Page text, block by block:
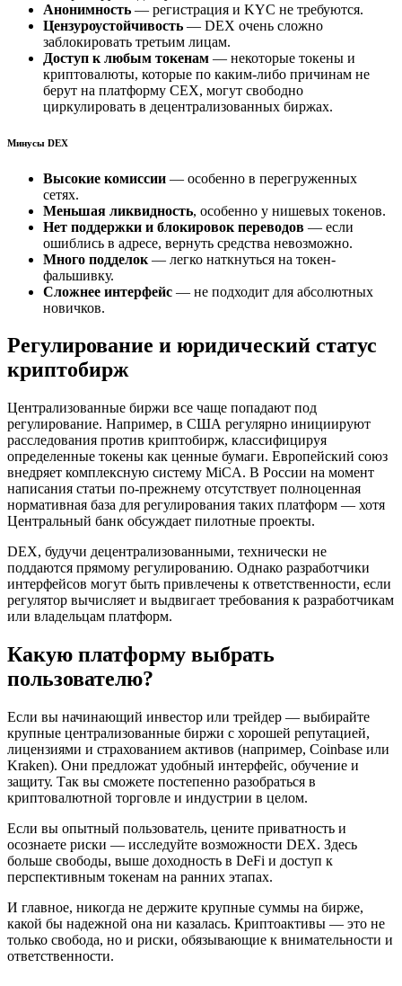
Анонимность — регистрация и KYC не требуются.
Цензуроустойчивость — DEX очень сложно
заблокировать третьим лицам.
Доступ к любым токенам — некоторые токены и
криптовалюты, которые по каким-либо причинам не
берут на платформу СЕХ, могут свободно
циркулировать в децентрализованных биржах.
Минусы DEX
Высокие комиссии — особенно в перегруженных
сетях.
Меньшая ликвидность, особенно у нишевых токенов.
Нет поддержки и блокировок переводов — если
ошиблись в адресе, вернуть средства невозможно.
Много подделок — легко наткнуться на токен-
фальшивку.
Сложнее интерфейс — не подходит для абсолютных
новичков.
Регулирование и юридический статус
криптобирж
Централизованные биржи все чаще попадают под
регулирование. Например, в США регулярно инициируют
расследования против криптобирж, классифицируя
определенные токены как ценные бумаги. Европейский союз
внедряет комплексную систему MiCA. В России на момент
написания статьи по-прежнему отсутствует полноценная
нормативная база для регулирования таких платформ — хотя
Центральный банк обсуждает пилотные проекты.
DEX, будучи децентрализованными, технически не
поддаются прямому регулированию. Однако разработчики
интерфейсов могут быть привлечены к ответственности, если
регулятор вычисляет и выдвигает требования к разработчикам
или владельцам платформ.
Какую платформу выбрать
пользователю?
Если вы начинающий инвестор или трейдер — выбирайте
крупные централизованные биржи с хорошей репутацией,
лицензиями и страхованием активов (например, Coinbase или
Kraken). Они предложат удобный интерфейс, обучение и
защиту. Так вы сможете постепенно разобраться в
криптовалютной торговле и индустрии в целом.
Если вы опытный пользователь, цените приватность и
осознаете риски — исследуйте возможности DEX. Здесь
больше свободы, выше доходность в DeFi и доступ к
перспективным токенам на ранних этапах.
И главное, никогда не держите крупные суммы на бирже,
какой бы надежной она ни казалась. Криптоактивы — это не
только свобода, но и риски, обязывающие к внимательности и
ответственности.